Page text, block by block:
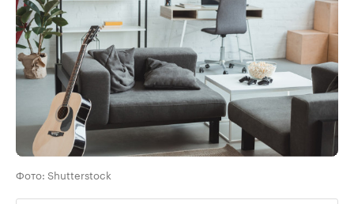
Фото: Shutterstock